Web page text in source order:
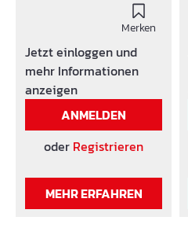
Standard
Merken
Jetzt einloggen und
mehr Informationen
anzeigen
ANMELDEN
oder Registrieren
MEHR ERFAHREN